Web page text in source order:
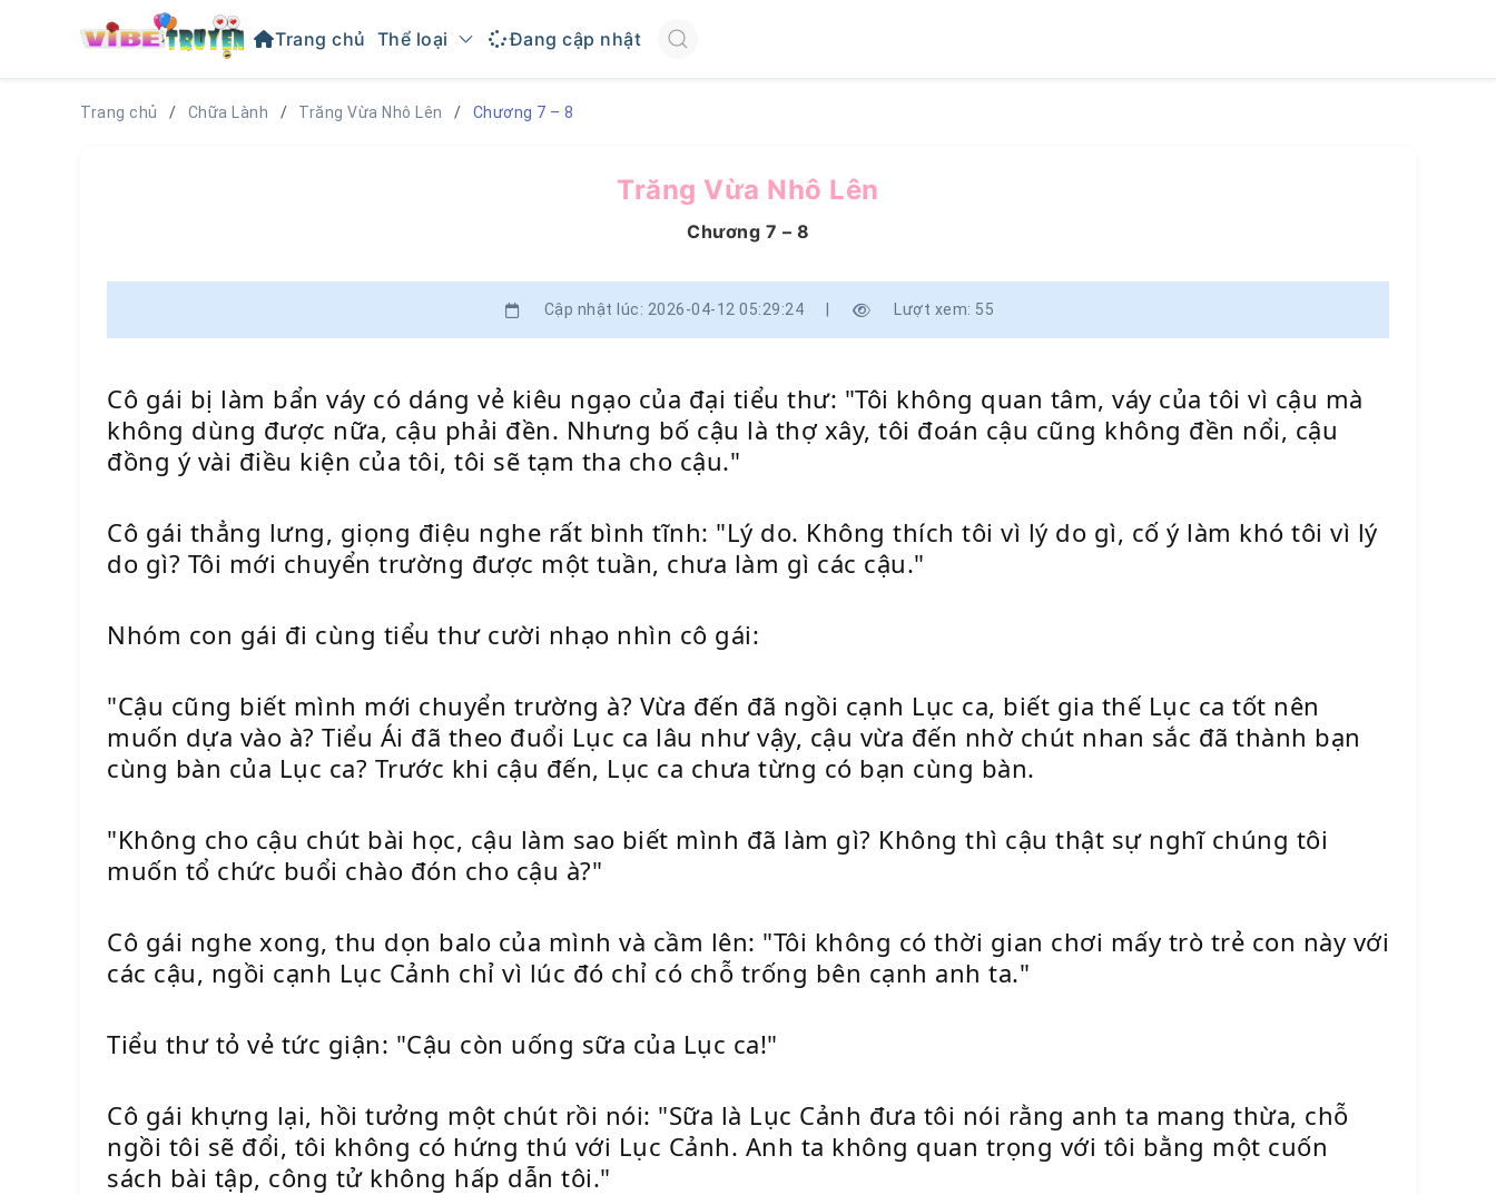
Trang chủ Thể loại Đang cập nhật
Trang chủ Chữa Lành Trăng Vừa Nhô Lên Chương 7 – 8
Trăng Vừa Nhô Lên
Chương 7 – 8
Cập nhật lúc: 2026-04-12 05:29:24 Lượt xem: 55
Cô gái bị làm bẩn váy có dáng vẻ kiêu ngạo của đại tiểu thư: "Tôi không quan tâm, váy của tôi vì cậu mà
không dùng được nữa, cậu phải đền. Nhưng bố cậu là thợ xây, tôi đoán cậu cũng không đền nổi, cậu
đồng ý vài điều kiện của tôi, tôi sẽ tạm tha cho cậu."
Cô gái thẳng lưng, giọng điệu nghe rất bình tĩnh: "Lý do. Không thích tôi vì lý do gì, cố ý làm khó tôi vì lý
do gì? Tôi mới chuyển trường được một tuần, chưa làm gì các cậu."
Nhóm con gái đi cùng tiểu thư cười nhạo nhìn cô gái:
"Cậu cũng biết mình mới chuyển trường à? Vừa đến đã ngồi cạnh Lục ca, biết gia thế Lục ca tốt nên
muốn dựa vào à? Tiểu Ái đã theo đuổi Lục ca lâu như vậy, cậu vừa đến nhờ chút nhan sắc đã thành bạn
cùng bàn của Lục ca? Trước khi cậu đến, Lục ca chưa từng có bạn cùng bàn.
"Không cho cậu chút bài học, cậu làm sao biết mình đã làm gì? Không thì cậu thật sự nghĩ chúng tôi
muốn tổ chức buổi chào đón cho cậu à?"
Cô gái nghe xong, thu dọn balo của mình và cầm lên: "Tôi không có thời gian chơi mấy trò trẻ con này với
các cậu, ngồi cạnh Lục Cảnh chỉ vì lúc đó chỉ có chỗ trống bên cạnh anh ta."
Tiểu thư tỏ vẻ tức giận: "Cậu còn uống sữa của Lục ca!"
Cô gái khựng lại, hồi tưởng một chút rồi nói: "Sữa là Lục Cảnh đưa tôi nói rằng anh ta mang thừa, chỗ
ngồi tôi sẽ đổi, tôi không có hứng thú với Lục Cảnh. Anh ta không quan trọng với tôi bằng một cuốn
sách bài tập, công tử không hấp dẫn tôi."